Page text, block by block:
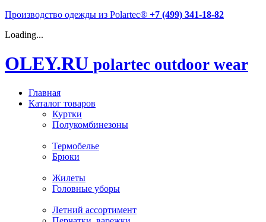
Производство одежды из Polartec® +7 (499) 341-18-82
Loading...
OLEY.RU polartec outdoor wear
Главная
Каталог товаров
Куртки
Полукомбинезоны
Термобелье
Брюки
Жилеты
Головные уборы
Летний ассортимент